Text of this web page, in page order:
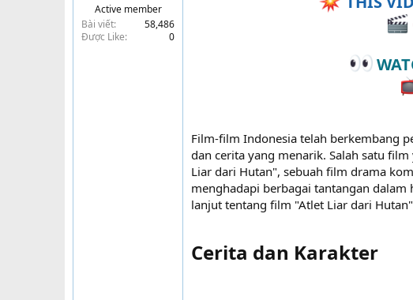
Active member
Bài viết
58,486
Được Like
0
Film-film Indonesia telah berkembang
dan cerita yang menarik. Salah satu
Liar dari Hutan", sebuah film drama
menghadapi berbagai tantangan
lanjut tentang film "Atlet Liar dari
Cerita dan Karakter​